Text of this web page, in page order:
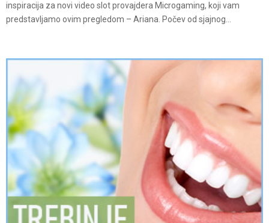
inspiracija za novi video slot provajdera Microgaming, koji vam
predstavljamo ovim pregledom – Ariana. Počev od sjajnog...